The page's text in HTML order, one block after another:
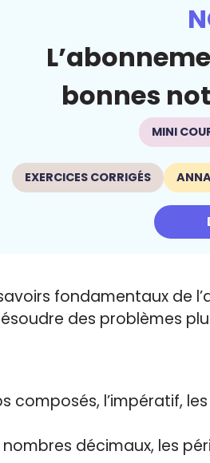
bonnes
MINI
EXERCICES CORRIGÉS
fondamentaux de
des problèmes
composés, l’impératif,
décimaux, les